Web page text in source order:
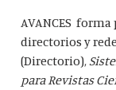
AVANCES forma
directorios y
(Directorio),
para Revistas